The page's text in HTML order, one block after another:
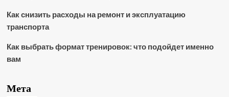
Как снизить расходы на ремонт и эксплуатацию
транспорта
Как выбрать формат тренировок: что подойдет именно
вам
Мета